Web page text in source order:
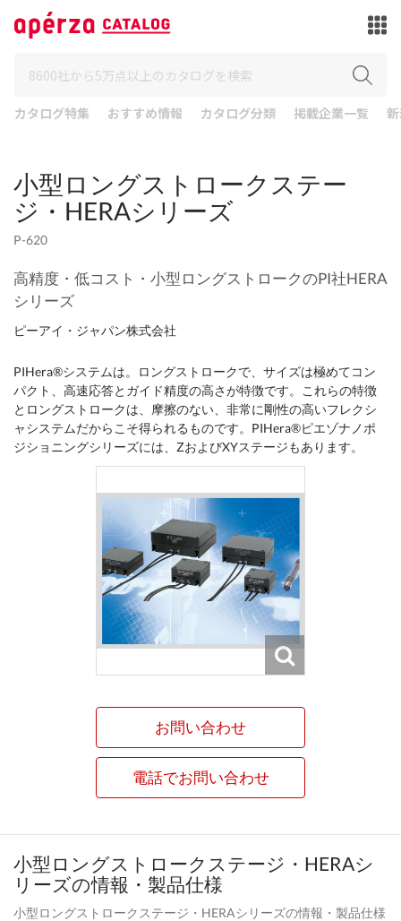
カタログ特集 おすすめ情報 カタログ分類 掲載企業一覧
小型ロングストロークステー
ジ・HERAシリーズ
P-620
高精度・低コスト・小型ロングストロークのPI社HERA
シリーズ
ピーアイ・ジャパン株式会社
PIHera®システムは。ロングストロークで、サイズは極めてコン
パクト、高速応答とガイド精度の高さが特徴です。これらの特徴
とロングストロークは、摩擦のない、非常に剛性の高いフレクシ
ャシステムだからこそ得られるものです。PIHera®ピエゾナノポ
ジショニングシリーズには、ZおよびXYステージもあります。
お問い合わせ
電話でお問い合わせ
小型ロングストロークステージ・HERAシ
リーズの情報・製品仕様
小型ロングストロークステージ・HERAシリーズの情報・製品仕様